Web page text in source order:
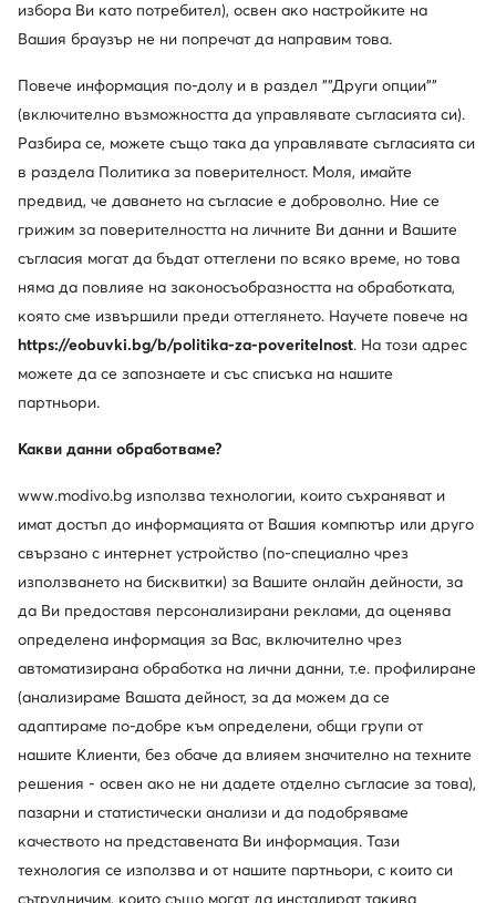
Сникърси · Черен
Reebok
Сникърси · Кафяв
още 25% Код: SUMMER
Нови
BOSS
Сникърси · Бежов
198,99€
още 10% Код: SUMMER
Нови
Clarks
Обувки на ток · Светлобежов · 6 cm
89,99€
избора Ви като потребител), освен ако настройките на
Вашия браузър не ни попречат да направим това.
Повече информация по-долу и в раздел ""Други опции""
(включително възможността да управлявате съгласията си).
Разбира се, можете също така да управлявате съгласията си
в раздела Политика за поверителност. Моля, имайте
предвид, че даването на съгласие е доброволно. Ние се
грижим за поверителността на личните Ви данни и Вашите
съгласия могат да бъдат оттеглени по всяко време, но това
няма да повлияе на законосъобразността на обработката,
която сме извършили преди оттеглянето. Научете повече на
https://eobuvki.bg/b/politika-za-poveritelnost. На този адрес
можете да се запознаете и със списъка на нашите
партньори.
Какви данни обработваме?
www.modivo.bg използва технологии, които съхраняват и
имат достъп до информацията от Вашия компютър или друго
свързано с интернет устройство (по-специално чрез
използването на бисквитки) за Вашите онлайн дейности, за
да Ви предоставя персонализирани реклами, да оценява
определена информация за Вас, включително чрез
автоматизирана обработка на лични данни, т.е. профилиране
(анализираме Вашата дейност, за да можем да се
адаптираме по-добре към определени, общи групи от
нашите Клиенти, без обаче да влияем значително на техните
решения - освен ако не ни дадете отделно съгласие за това),
пазарни и статистически анализи и да подобряваме
качеството на представената Ви информация. Тази
технология се използва и от нашите партньори, с които си
сътрудничим, които също могат да инсталират такива